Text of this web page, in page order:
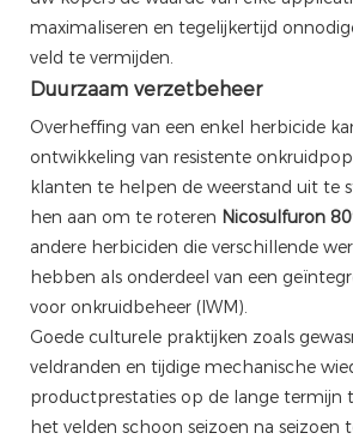
maximaliseren en tegelijkertijd
veld te vermijden.
Duurzaam verzetbeheer
Overheffing van een enkel herbicide
ontwikkeling van resistente
klanten te helpen de weerstand uit te
hen aan om te roteren Nicosulfuron
andere herbiciden die verschillende
hebben als onderdeel van een
voor onkruidbeheer (IWM).
Goede culturele praktijken zoals
veldranden en tijdige mechanische
productprestaties op de lange termijn
het velden schoon seizoen na seizoen